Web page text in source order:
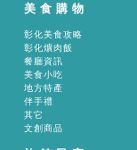
美食購物
彰化美食攻略
彰化爌肉飯
餐廳資訊
美食小吃
地方特產
伴手禮
其它
文創商品